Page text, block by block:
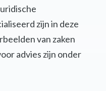
zijn in deze
van zaken
advies zijn onder